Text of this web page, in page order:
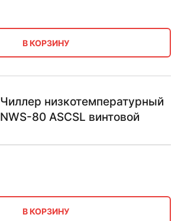
В КОРЗИНУ
Чиллер низкотемпературный
NWS-80 ASCSL винтовой
В КОРЗИНУ